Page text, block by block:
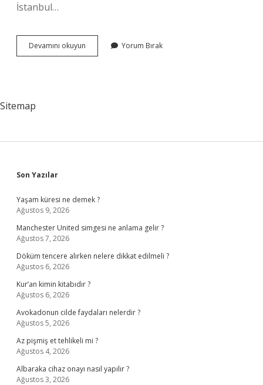
İstanbul…
Devamını okuyun Mevlana
Metro
Yorum Bırak
Sitemap
Sidebar
Son Yazılar
Yaşam küresi ne demek ?
Ağustos 9, 2026
Manchester United simgesi ne anlama gelir ?
Ağustos 7, 2026
Döküm tencere alırken nelere dikkat edilmeli ?
Ağustos 6, 2026
Kur’an kimin kitabıdır ?
Ağustos 6, 2026
Avokadonun cilde faydaları nelerdir ?
Ağustos 5, 2026
Az pişmiş et tehlikeli mi ?
Ağustos 4, 2026
Albaraka cihaz onayı nasıl yapılır ?
Ağustos 3, 2026